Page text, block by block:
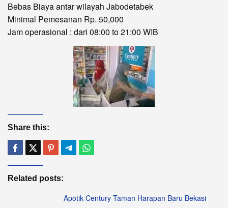
Bebas Biaya antar wilayah Jabodetabek
Minimal Pemesanan Rp. 50,000
Jam operasional : dari 08:00 to 21:00 WIB
Share this:
Related posts:
Apotik Century Taman Harapan Baru Bekasi